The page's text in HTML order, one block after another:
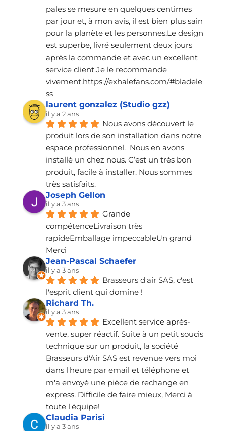
pales se mesure en quelques centimes
par jour et, à mon avis, il est bien plus sain
pour la planète et les personnes.Le design
est superbe, livré seulement deux jours
après la commande et avec un excellent
service client.Je le recommande
vivement.https://exhalefans.com/#bladele
ss
laurent gonzalez (Studio gzz)
il y a 2 ans
Nous avons découvert le
produit lors de son installation dans notre
espace professionnel.  Nous en avons
installé un chez nous. C’est un très bon
produit, facile à installer. Nous sommes
très satisfaits.
Joseph Gellon
il y a 3 ans
Grande
compétenceLivraison très
rapideEmballage impeccableUn grand
Merci
Jean-Pascal Schaefer
il y a 3 ans
Brasseurs d'air SAS, c'est
l'esprit client qui domine !
Richard Th.
il y a 3 ans
Excellent service après-
vente, super réactif. Suite à un petit soucis
technique sur un produit, la société
Brasseurs d'Air SAS est revenue vers moi
dans l'heure par email et téléphone et
m'a envoyé une pièce de rechange en
express. Difficile de faire mieux, Merci à
toute l'équipe!
Claudia Parisi
il y a 3 ans